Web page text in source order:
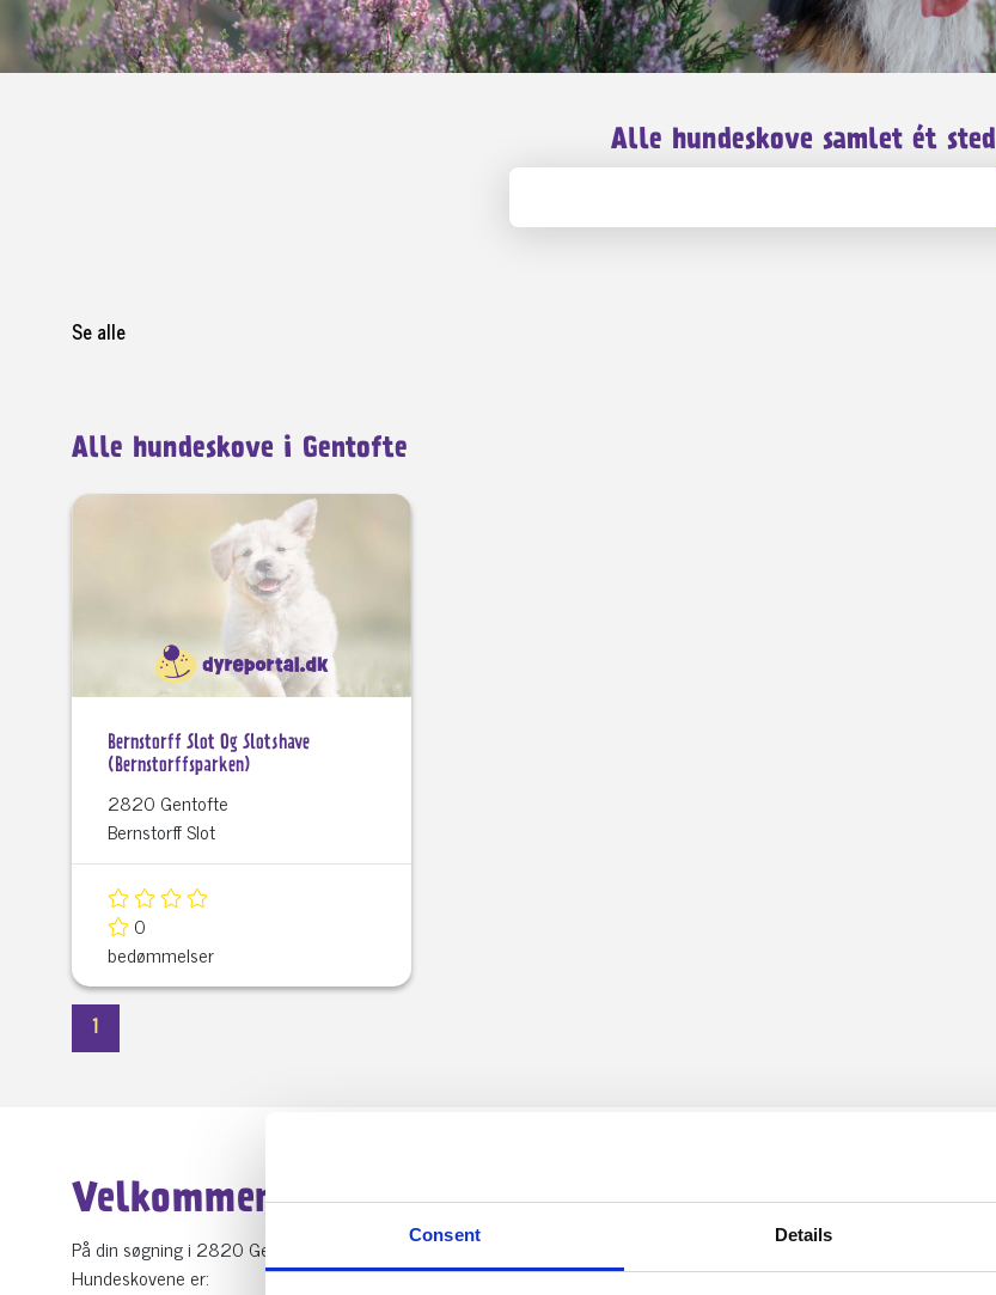
Consent Details
Alle hundeskove samlet ét sted
Se alle
Alle hundeskove i Gentofte
Bernstorff Slot Og Slotshave
(Bernstorffsparken)
2820 Gentofte
Bernstorff Slot
0
bedømmelser
Velkommen til hundeskove i Gentofte
På din søgning i 2820 Gentofte har vi 1 hundeskove som matcher.
Hundeskovene er: